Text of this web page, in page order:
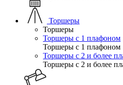
Торшеры
Торшеры
Торшеры с 1 плафоном
Торшеры с 1 плафоном
Торшеры с 2 и более
Торшеры с 2 и более